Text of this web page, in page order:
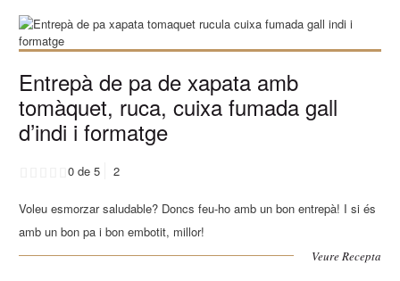
Entrepà de pa de xapata amb
tomàquet, ruca, cuixa fumada gall
d’indi i formatge
0 de 5 2
Voleu esmorzar saludable? Doncs feu-ho amb un bon entrepà! I si és
amb un bon pa i bon embotit, millor!
Veure Recepta